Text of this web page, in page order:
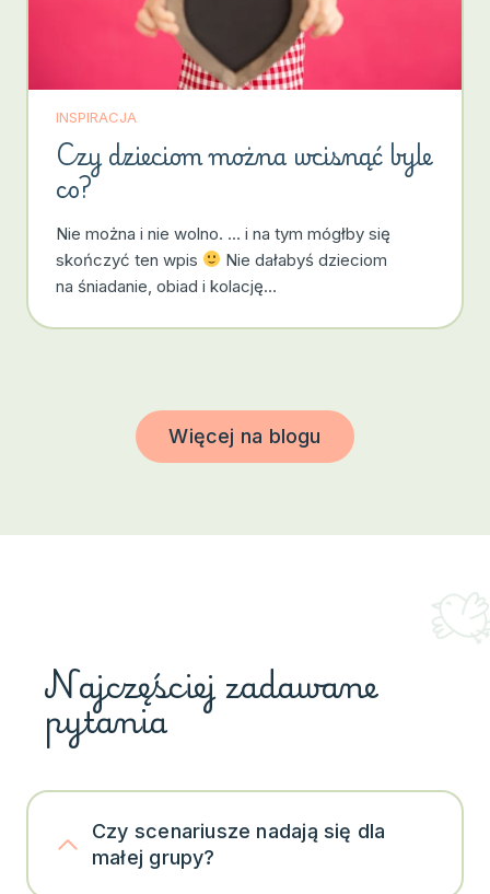
INSPIRACJA
Czy dzieciom można wcisnąć byle
co?
Nie można i nie wolno. … i na tym mógłby się
skończyć ten wpis
Nie dałabyś dzieciom
na śniadanie, obiad i kolację…
Więcej na blogu
Najczęściej zadawane
pytania
Czy scenariusze nadają się dla
małej grupy?